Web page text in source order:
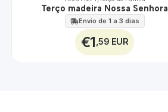
Não DisponívelTerço madeira Nossa Senhora
Envio de 1 a 3 dias
€1 ,59 EUR